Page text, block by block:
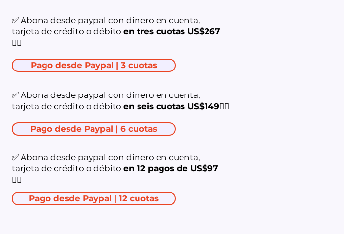
✅ Abona desde paypal con dinero en cuenta,
tarjeta de crédito o débito en tres cuotas US$267
👇🏻
Pago desde Paypal | 3 cuotas
✅ Abona desde paypal con dinero en cuenta,
tarjeta de crédito o débito en seis cuotas US$149👇🏻
Pago desde Paypal | 6 cuotas
✅ Abona desde paypal con dinero en cuenta,
tarjeta de crédito o débito en 12 pagos de US$97
👇🏻
Pago desde Paypal | 12 cuotas